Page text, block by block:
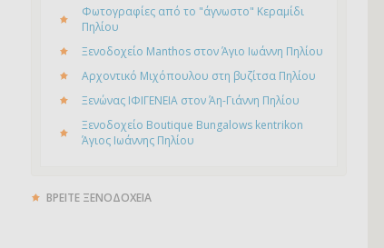
Φωτογραφίες από το "άγνωστο" Κεραμίδι
Πηλίου
Ξενοδοχείο Manthos στον Άγιο Ιωάννη Πηλίου
Αρχοντικό Μιχόπουλου στη βυζίτσα Πηλίου
Ξενώνας ΙΦΙΓΕΝΕΙΑ στον Άη-Γιάννη Πηλίου
Ξενοδοχείο Boutique Bungalows kentrikon
Άγιος Ιωάννης Πηλίου
ΒΡΕΙΤΕ ΞΕΝΟΔΟΧΕΙΑ